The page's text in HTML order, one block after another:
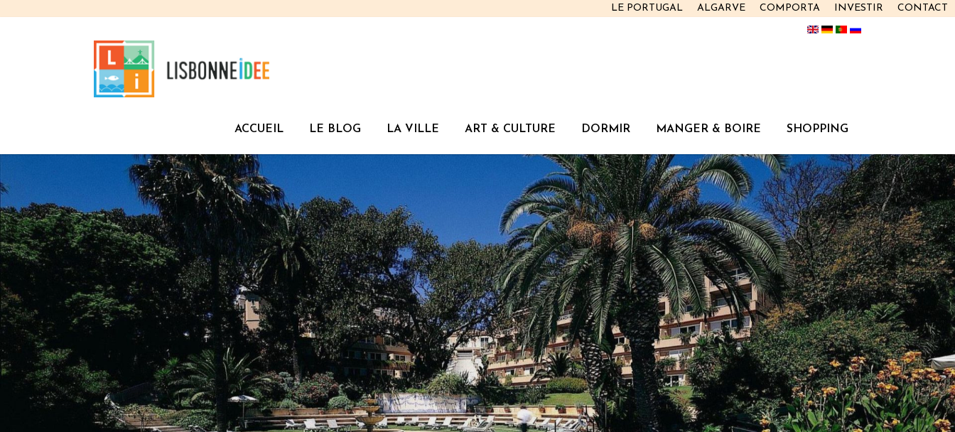
CONTACT
INVESTIR
COMPORTA
ALGARVE
LE PORTUGAL
ACCUEIL LE BLOG LA VILLE ART & CULTURE DORMIR MANGER & BOIRE SHOPPING